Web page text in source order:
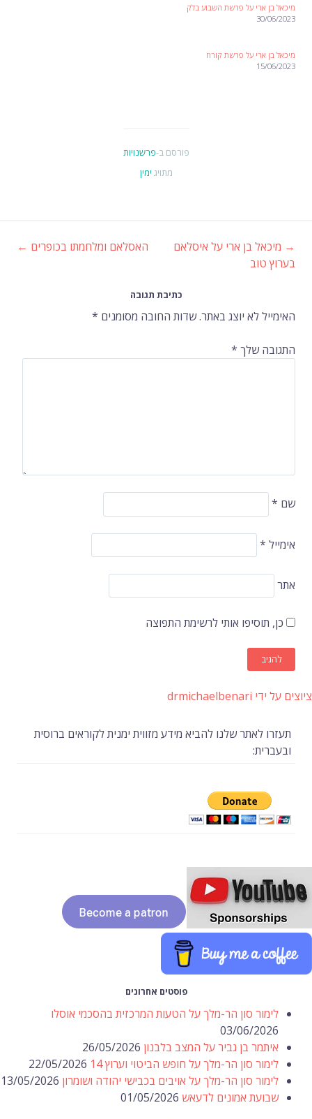
מיכאל בן ארי על פרשת השבוע בלק
30/06/2023
מיכאל בן ארי על פרשת קורח
15/06/2023
פורסם ב-פרשנויות
מתויג ימין
ניווט
ברשומות
→ מיכאל בן ארי על איסלאם
בערוץ טוב
האסלאם ומלחמתו בכופרים ←
כתיבת תגובה
האימייל לא יוצג באתר.שדות החובה מסומנים *
התגובה שלך *
שם *
אימייל *
אתר
כן, תוסיפו אותי לרשימת התפוצה
ציוצים על ידי drmichaelbenari
תעזרו לאתר שלנו להביא מידע מזווית ימנית לקוראים ברוסית
ובעברית:
פוסטים אחרונים
לימור סון הר-מלך על הטעות המרכזית בהסכמי אוסלו
03/06/2026
איתמר בן גביר על המצב בלבנון 26/05/2026
לימור סון הר-מלך על חופש הביטוי וערוץ 14
22/05/2026
לימור סון הר-מלך על אויבים בכבישי יהודה ושומרון 13/05/2026
שבועת אמונים לדעאש 01/05/2026